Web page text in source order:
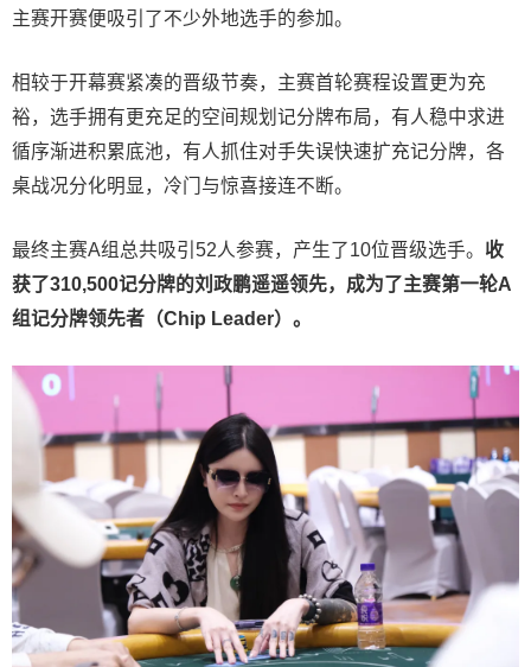
主赛开赛便吸引了不少外地选手的参加。
相较于开幕赛紧凑的晋级节奏，主赛首轮赛程设置更为充
裕，选手拥有更充足的空间规划记分牌布局，有人稳中求进
循序渐进积累底池，有人抓住对手失误快速扩充记分牌，各
桌战况分化明显，冷门与惊喜接连不断。
最终主赛A组总共吸引52人参赛，产生了10位晋级选手。 收
获了310,500记分牌的刘政鹏遥遥领先，成为了主赛第一轮A
组记分牌领先者（Chip Leader）。